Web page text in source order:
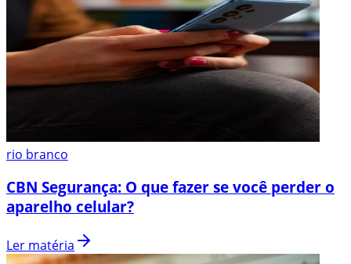
rio branco
CBN Segurança: O que fazer se você perder o
aparelho celular?
Ler matéria